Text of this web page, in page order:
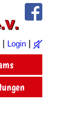
| Login |